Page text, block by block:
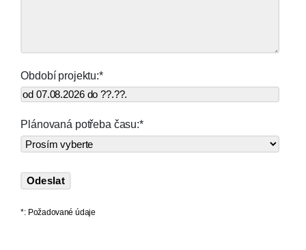
Období projektu:*
Plánovaná potřeba času:*
*: Požadované údaje